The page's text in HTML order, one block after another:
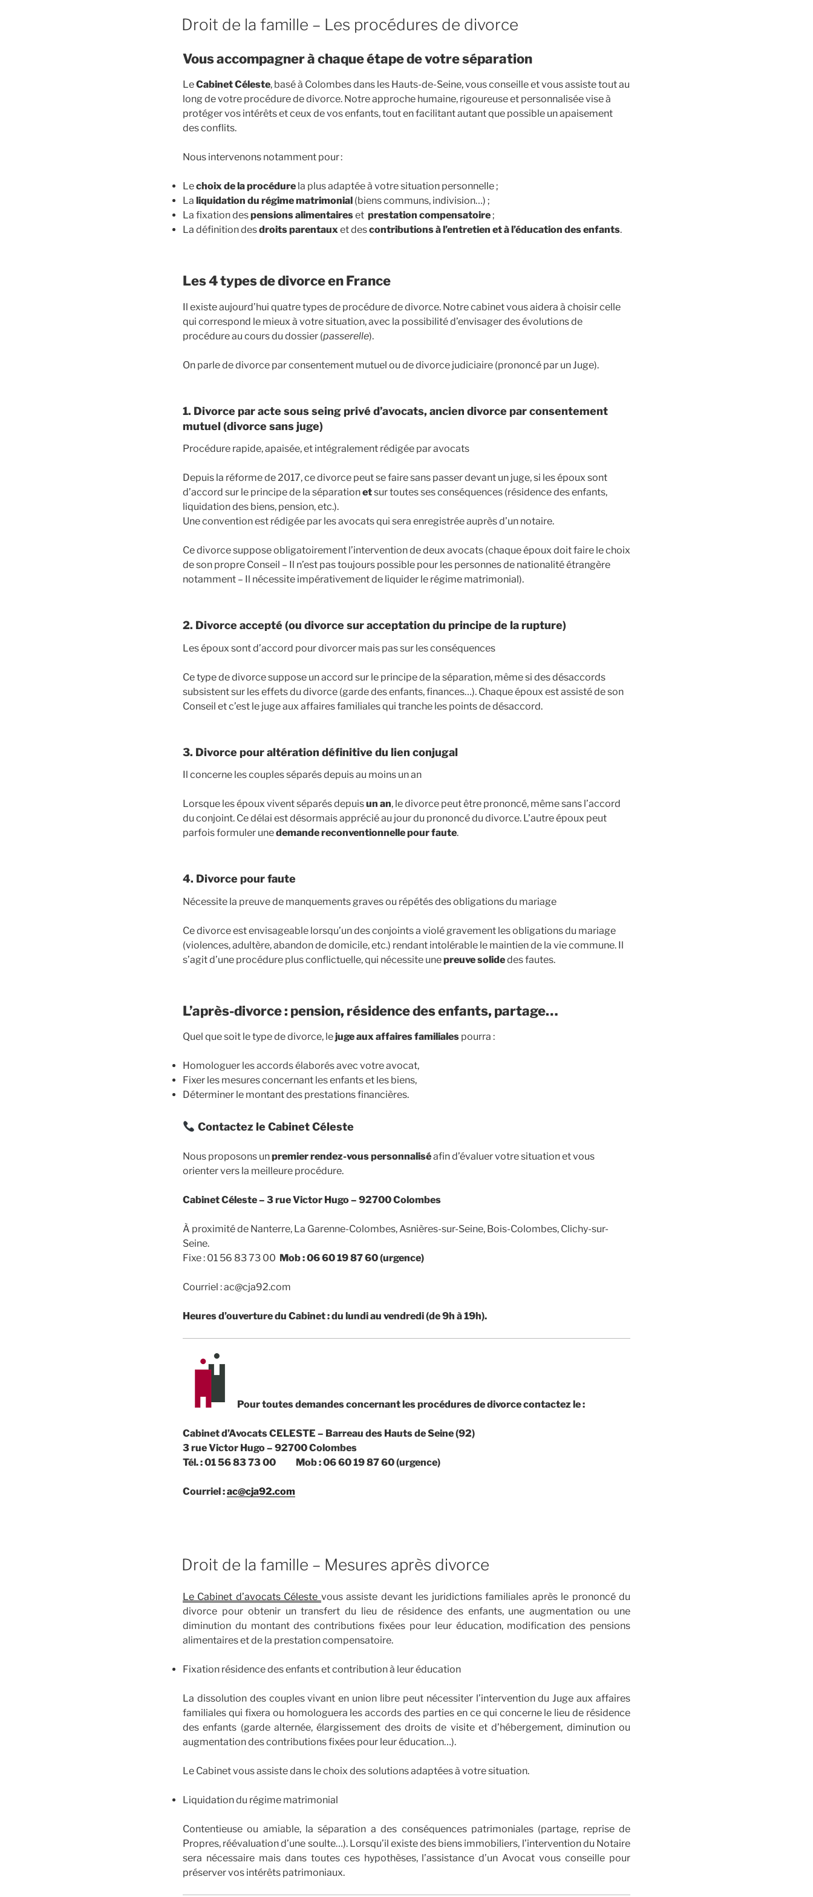
PUBLIÉ
LE
Droit de la famille – Les procédures de divorce
Vous accompagner à chaque étape de votre séparation
LeCabinet Céleste, basé à Colombes dans les Hauts-de-Seine, vous conseille et vous assiste tout au
long de votre procédure de divorce. Notre approche humaine, rigoureuse et personnalisée vise à
protéger vos intérêts et ceux de vos enfants, tout en facilitant autant que possible un apaisement
des conflits.
Nous intervenons notamment pour :
Lechoix de la procédure la plus adaptée à votre situation personnelle ;
La liquidation du régime matrimonial (biens communs, indivision…) ;
La fixation despensions alimentaireset prestation compensatoire;
La définition desdroits parentauxet descontributions à l’entretien et à l’éducation des enfants.
Les 4 types de divorce en France
Il existe aujourd’hui quatre types de procédure de divorce. Notre cabinet vous aidera à choisir celle
qui correspond le mieux à votre situation, avec la possibilité d’envisager des évolutions de
procédure au cours du dossier (passerelle).
On parle de divorce par consentement mutuel ou de divorce judiciaire (prononcé par un Juge).
1. Divorce par acte sous seing privé d’avocats, ancien divorce par consentement
mutuel (divorce sans juge)
Procédure rapide, apaisée, et intégralement rédigée par avocats
Depuis la réforme de 2017, ce divorce peut se faire sans passer devant un juge, si les époux sont
d’accord sur le principe de la séparationetsur toutes ses conséquences (résidence des enfants,
liquidation des biens, pension, etc.).
Une convention est rédigée par les avocats qui sera enregistrée auprès d’un notaire.
Ce divorce suppose obligatoirement l’intervention de deux avocats (chaque époux doit faire le choix
de son propre Conseil – Il n’est pas toujours possible pour les personnes de nationalité étrangère
notamment – Il nécessite impérativement de liquider le régime matrimonial).
2. Divorce accepté (ou divorce sur acceptation du principe de la rupture)
Les époux sont d’accord pour divorcer mais pas sur les conséquences
Ce type de divorce suppose un accord sur le principe de la séparation, même si des désaccords
subsistent sur les effets du divorce (garde des enfants, finances…). Chaque époux est assisté de son
Conseil et c’est le juge aux affaires familiales qui tranche les points de désaccord.
3. Divorce pour altération définitive du lien conjugal
Il concerne les couples séparés depuis au moins un an
Lorsque les époux vivent séparés depuisun an, le divorce peut être prononcé, même sans l’accord
du conjoint. Ce délai est désormais apprécié au jour du prononcé du divorce. L’autre époux peut
parfois formuler unedemande reconventionnelle pour faute.
4. Divorce pour faute
Nécessite la preuve de manquements graves ou répétés des obligations du mariage
Ce divorce est envisageable lorsqu’un des conjoints a violé gravement les obligations du mariage
(violences, adultère, abandon de domicile, etc.) rendant intolérable le maintien de la vie commune. Il
s’agit d’une procédure plus conflictuelle, qui nécessite unepreuve solidedes fautes.
L’après-divorce : pension, résidence des enfants, partage…
Quel que soit le type de divorce, lejuge aux affaires familiales pourra :
Homologuer les accords élaborés avec votre avocat,
Fixer les mesures concernant les enfants et les biens,
Déterminer le montant des prestations financières.
Contactez le Cabinet Céleste
Nous proposons unpremier rendez-vous personnaliséafin d’évaluer votre situation et vous
orienter vers la meilleure procédure.
Cabinet Céleste – 3 rue Victor Hugo – 92700 Colombes
À proximité de Nanterre, La Garenne-Colombes, Asnières-sur-Seine, Bois-Colombes, Clichy-sur-
Seine.
Fixe : 01 56 83 73 00 Mob : 06 60 19 87 60 (urgence)
Courriel : ac@cja92.com
Heures d’ouverture du Cabinet : du lundi au vendredi (de 9h à 19h).
Pour toutes demandes concernant les procédures de divorce contactez le :
Cabinet d’Avocats CELESTE – Barreau des Hauts de Seine (92)
3 rue Victor Hugo – 92700 Colombes
Tél. : 01 56 83 73 00 Mob : 06 60 19 87 60 (urgence)
Courriel :ac@cja92.com
PUBLIÉ
LE
Droit de la famille – Mesures après divorce
Le Cabinet d’avocats Céleste vous assiste devant les juridictions familiales après le prononcé du
divorce pour obtenir un transfert du lieu de résidence des enfants, une augmentation ou une
diminution du montant des contributions fixées pour leur éducation, modification des pensions
alimentaires et de la prestation compensatoire.
Fixation résidence des enfants et contribution à leur éducation
La dissolution des couples vivant en union libre peut nécessiter l’intervention du Juge aux affaires
familiales qui fixera ou homologuera les accords des parties en ce qui concerne le lieu de résidence
des enfants (garde alternée, élargissement des droits de visite et d’hébergement, diminution ou
augmentation des contributions fixées pour leur éducation…).
Le Cabinet vous assiste dans le choix des solutions adaptées à votre situation.
Liquidation du régime matrimonial
Contentieuse ou amiable, la séparation a des conséquences patrimoniales (partage, reprise de
Propres, réévaluation d’une soulte…). Lorsqu’il existe des biens immobiliers, l’intervention du Notaire
sera nécessaire mais dans toutes ces hypothèses, l’assistance d’un Avocat vous conseille pour
préserver vos intérêts patrimoniaux.